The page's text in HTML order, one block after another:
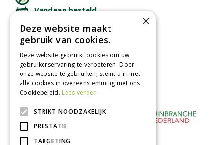
Vandaag besteld
Afhalen in tuincentrum
Betaal veilig
met iDeal - Wero
×
Deze website maakt
gebruik van cookies.
Deze website gebruikt cookies om uw
gebruikerservaring te verbeteren. Door
onze website te gebruiken, stemt u in met
alle cookies in overeenstemming met ons
Cookiebeleid. Lees verder
STRIKT NOODZAKELIJK
PRESTATIE
TARGETING